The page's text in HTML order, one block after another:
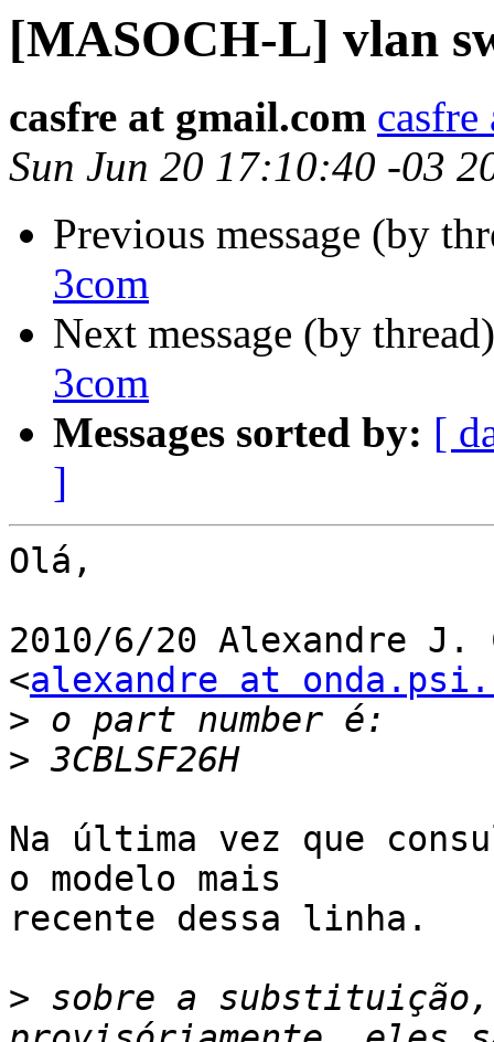
[MASOCH-L] vlan
casfre at gmail.com
Sun Jun 20 17:10:40 -03
Previous message (by
3com
Next message (by
3com
Messages sorted by: [
]
Olá,
2010/6/20 Alexandre
<alexandre at
>
>
Na última vez que
o modelo mais
recente dessa linha.
> sobre a